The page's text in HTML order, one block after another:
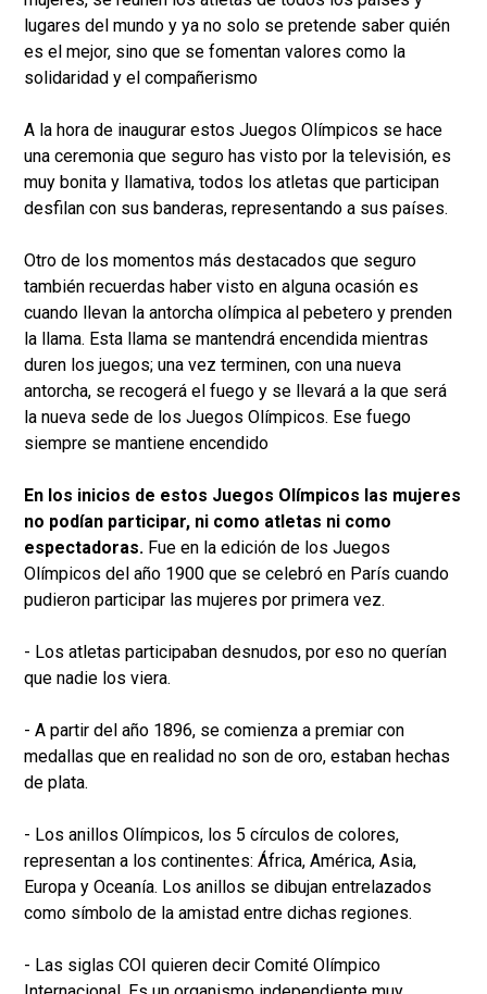
lugares del mundo y ya no solo se pretende saber quién
es el mejor, sino que se fomentan valores como la
solidaridad y el compañerismo
A la hora de inaugurar estos Juegos Olímpicos se hace
una ceremonia que seguro has visto por la televisión, es
muy bonita y llamativa, todos los atletas que participan
desfilan con sus banderas, representando a sus países.
Otro de los momentos más destacados que seguro
también recuerdas haber visto en alguna ocasión es
cuando llevan la antorcha olímpica al pebetero y prenden
la llama. Esta llama se mantendrá encendida mientras
duren los juegos; una vez terminen, con una nueva
antorcha, se recogerá el fuego y se llevará a la que será
la nueva sede de los Juegos Olímpicos. Ese fuego
siempre se mantiene encendido
En los inicios de estos Juegos Olímpicos las mujeres
no podían participar, ni como atletas ni como
espectadoras. Fue en la edición de los Juegos
Olímpicos del año 1900 que se celebró en París cuando
pudieron participar las mujeres por primera vez.
- Los atletas participaban desnudos, por eso no querían
que nadie los viera.
- A partir del año 1896, se comienza a premiar con
medallas que en realidad no son de oro, estaban hechas
de plata.
- Los anillos Olímpicos, los 5 círculos de colores,
representan a los continentes: África, América, Asia,
Europa y Oceanía. Los anillos se dibujan entrelazados
como símbolo de la amistad entre dichas regiones.
- Las siglas COI quieren decir Comité Olímpico